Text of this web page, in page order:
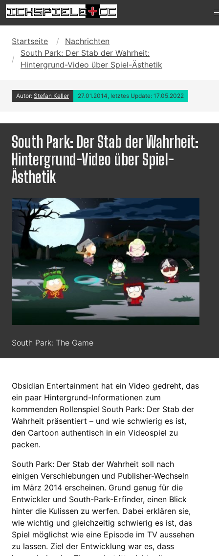
Startseite
Nachrichten
South Park: Der Stab der Wahrheit:
Hintergrund-Video über Spiel-Ästhetik
Autor: Stefan Keller 27.01.2014, letztes Update: 17.05.2022
South Park: Der Stab der Wahrheit:
Hintergrund-Video über Spiel-
Ästhetik
South Park: The Game
Obsidian Entertainment hat ein Video gedreht, das
ein paar Hintergrund-Informationen zum
kommenden Rollenspiel South Park: Der Stab der
Wahrheit präsentiert – und wie schwierig es ist,
den Cartoon authentisch in ein Videospiel zu
packen.
South Park: Der Stab der Wahrheit soll nach
einigen Verschiebungen und Publisher-Wechseln
im März 2014 erscheinen. Grund genug für die
Entwickler und South-Park-Erfinder, einen Blick
hinter die Kulissen zu werfen. Dabei erklären sie,
wie wichtig und gleichzeitig schwierig es ist, das
Spiel möglichst wie eine Episode im TV aussehen
zu lassen. Ziel der Entwicklung war es, dass